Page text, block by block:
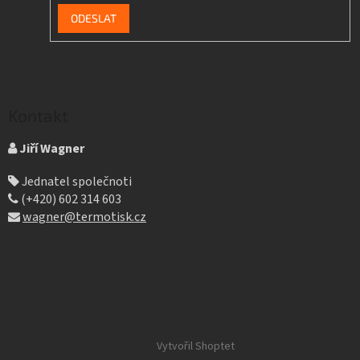
Jiří Wagner
Jednatel společnoti
(+420) 602 314 603
wagner@termotisk.cz
Vytvořil Shoptet